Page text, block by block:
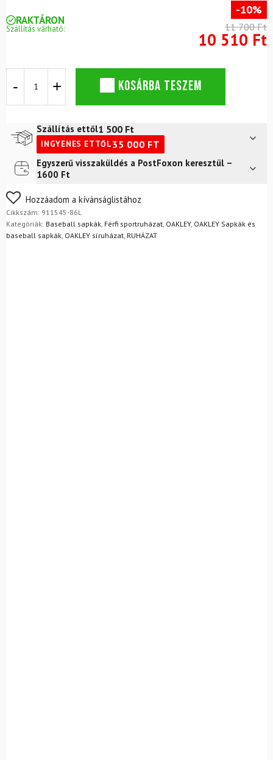
RAKTÁRON
Szállítás várható:
-10%
11 700 Ft
10 510 Ft
sapka
mennyiség
KOSÁRBA TESZEM
Szállítás ettől1 500 Ft
INGYENES ETTŐL35 000 FT
Futár a címre2 400
FoxPost
Egyszerű visszaküldés a PostFoxon keresztül –
1600 Ft
Nem biztos a választásában? Semmi gond – a terméket
egyszerűen visszaküldheti 14 napon belül, indoklás nélkül.
Mik a visszaküldés feltételei?
Hozzáadom a kívánságlistához
Cikkszám: 911545-86L
Kategóriák: Baseball sapkák Férfi sportruházat OAKLEY, OAKLEY Sapkák és
baseball sapkák OAKLEY síruházat RUHÁZAT